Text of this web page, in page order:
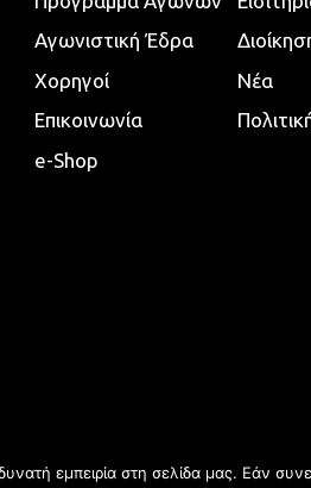
Αγωνιστική Έδρα
Χορηγοί
Νέα
Επικοινωνία
e-Shop
εμπειρία στη σελίδα μας. Εάν